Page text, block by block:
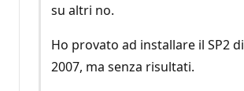
su altri no.
Ho provato ad installare il SP2
2007, ma senza risultati.